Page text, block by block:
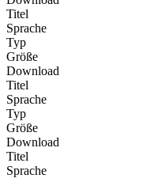
Titel
Sprache
Typ
Größe
Download
Titel
Sprache
Typ
Größe
Download
Titel
Sprache